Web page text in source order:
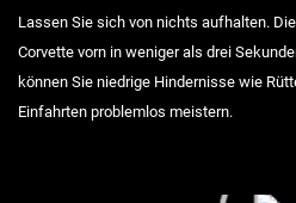
Lassen Sie sich von nichts aufhalten.
Corvette vorn in weniger als drei
können Sie niedrige Hindernisse wie
Einfahrten problemlos meistern.